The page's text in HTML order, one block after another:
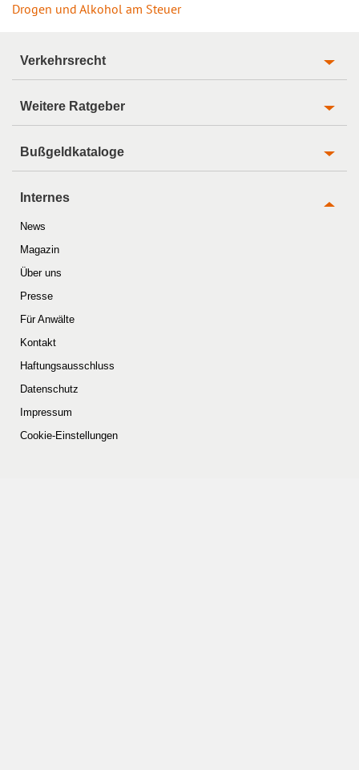
Drogen und Alkohol am Steuer
Verkehrsrecht
Weitere Ratgeber
Bußgeldkataloge
Internes
News
Magazin
Über uns
Presse
Für Anwälte
Kontakt
Haftungsausschluss
Datenschutz
Impressum
Cookie-Einstellungen